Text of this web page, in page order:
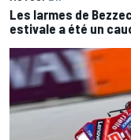
Les larmes de
estivale a été un